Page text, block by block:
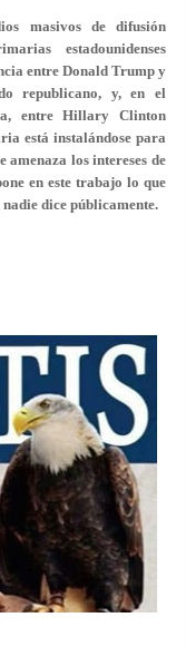
masivos de difusión
estadounidenses
entre Donald Trump y
republicano, y, en el
entre Hillary Clinton
está instalándose para
los intereses de
en este trabajo lo que
dice públicamente.